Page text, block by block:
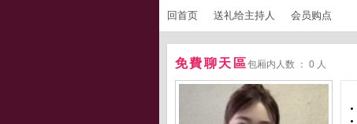
回首页 送礼给主持人 会员购点
免費聊天區包厢内人数 ： 0 人